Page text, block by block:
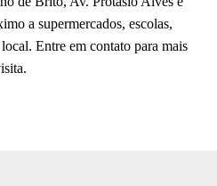
a supermercados, escolas,
Entre em contato para mais